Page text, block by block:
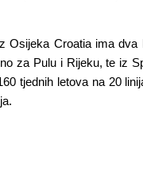
Osijeka Croatia ima dva
za Pulu i Rijeku, te iz
tjednih letova na 20